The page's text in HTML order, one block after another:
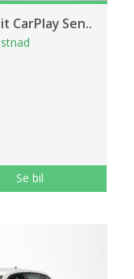
CarPlay Sen..
Se bil